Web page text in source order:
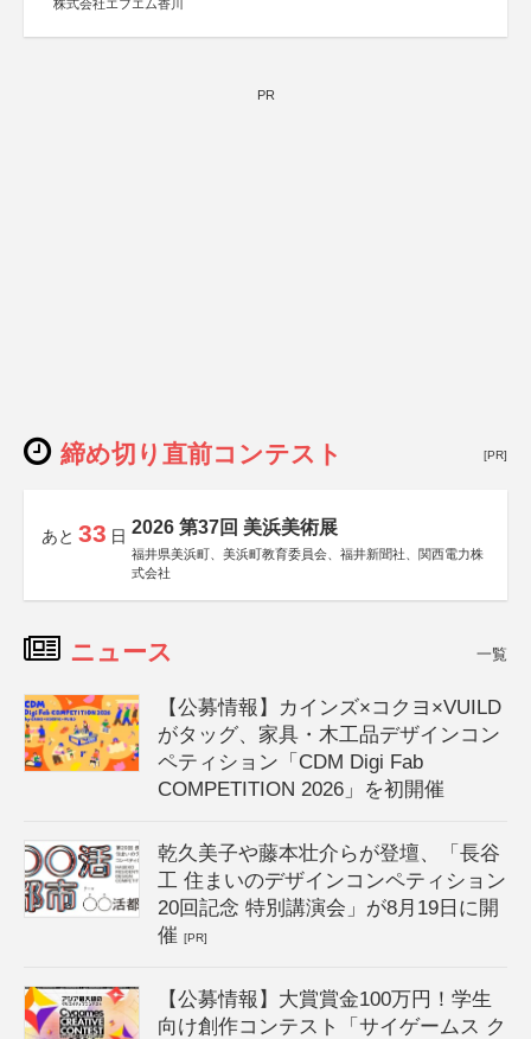
株式会社エフエム香川
PR
締め切り直前コンテスト [PR]
あと 33 日 2026 第37回 美浜美術展
福井県美浜町、美浜町教育委員会、福井新聞社、関西電力株
式会社
ニュース 一覧
【公募情報】カインズ×コクヨ×VUILD
がタッグ、家具・木工品デザインコン
ペティション「CDM Digi Fab
COMPETITION 2026」を初開催
乾久美子や藤本壮介らが登壇、「長谷
工 住まいのデザインコンペティション
20回記念 特別講演会」が8月19日に開
催[PR]
【公募情報】大賞賞金100万円！学生
向け創作コンテスト「サイゲームス ク